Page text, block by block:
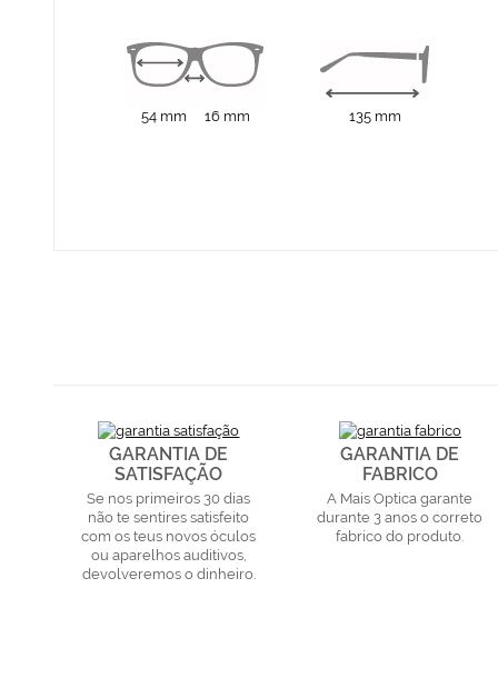
54 mm 16 mm 135 mm
GARANTIA DE
SATISFAÇÃO
Se nos primeiros 30 dias
não te sentires satisfeito
com os teus novos óculos
ou aparelhos auditivos,
devolveremos o dinheiro.
GARANTIA DE
FABRICO
A Mais Optica garante
durante 3 anos o correto
fabrico do produto.